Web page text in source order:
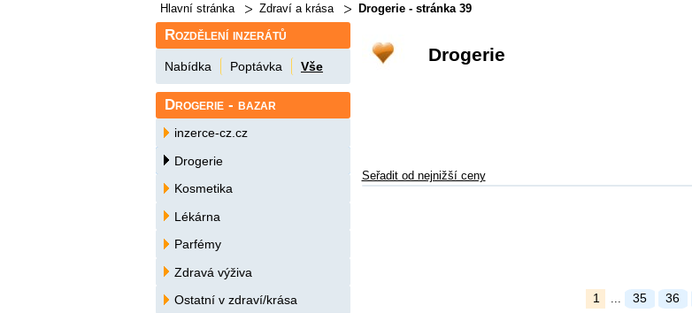
Hlavní stránka Zdraví a krása Drogerie - stránka 39
Drogerie
Seřadit od nejnižší ceny
1 ... 35 36
Rozdělení inzerátů
Nabídka Poptávka Vše
Drogerie - bazar
inzerce-cz.cz
Drogerie
Kosmetika
Lékárna
Parfémy
Zdravá výživa
Ostatní v zdraví/krása